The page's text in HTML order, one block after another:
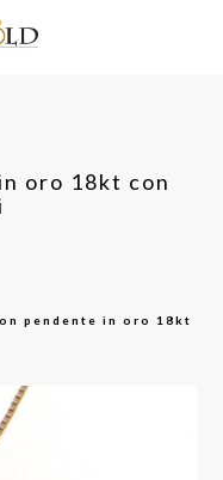
oro 18kt con
pendente in oro 18kt